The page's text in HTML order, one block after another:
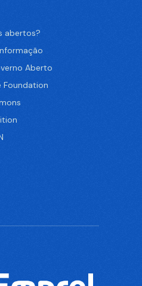
abertos?
Aberto
Foundation